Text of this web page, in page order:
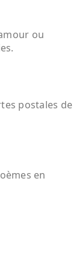
ou
postales de
en